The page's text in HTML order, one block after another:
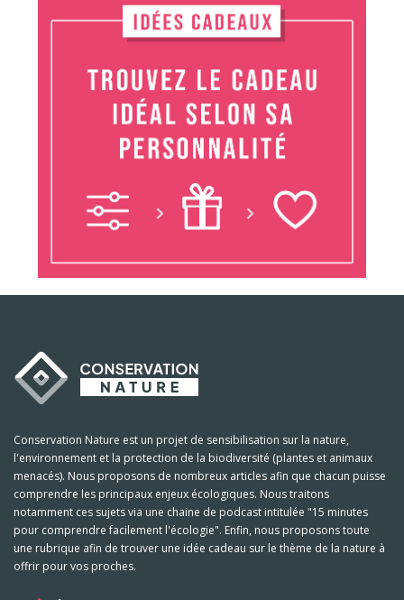
Conservation Nature est un projet de sensibilisation sur la nature,
l'environnement et la protection de la biodiversité (plantes et animaux
menacés). Nous proposons de nombreux articles afin que chacun puisse
comprendre les principaux enjeux écologiques. Nous traitons
notamment ces sujets via une chaine de podcast intitulée "15 minutes
pour comprendre facilement l'écologie". Enfin, nous proposons toute
une rubrique afin de trouver une idée cadeau sur le thème de la nature à
offrir pour vos proches.